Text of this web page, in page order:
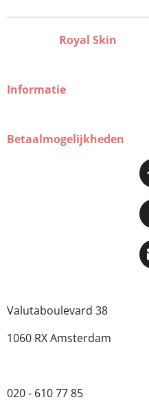
Royal Skin
Informatie
Betaalmogelijkheden
Valutaboulevard 38
1060 RX Amsterdam
020 - 610 77 85